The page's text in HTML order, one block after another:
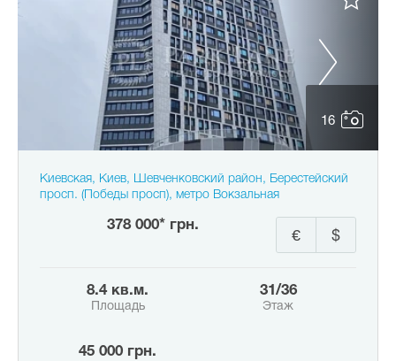
16
Киевская, Киев, Шевченковский район, Берестейский
просп. (Победы просп), метро Вокзальная
378 000* грн.
$
€
8.4 кв.м.
Площадь
31/36
Этаж
45 000 грн.